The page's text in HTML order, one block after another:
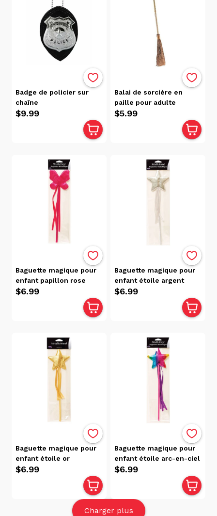
Badge de policier sur
chaîne
$9.99
Balai de sorcière en
paille pour adulte
$5.99
Baguette magique pour
enfant papillon rose
$6.99
Baguette magique pour
enfant étoile argent
$6.99
Baguette magique pour
enfant étoile or
$6.99
Baguette magique pour
enfant étoile arc-en-ciel
$6.99
Charger plus